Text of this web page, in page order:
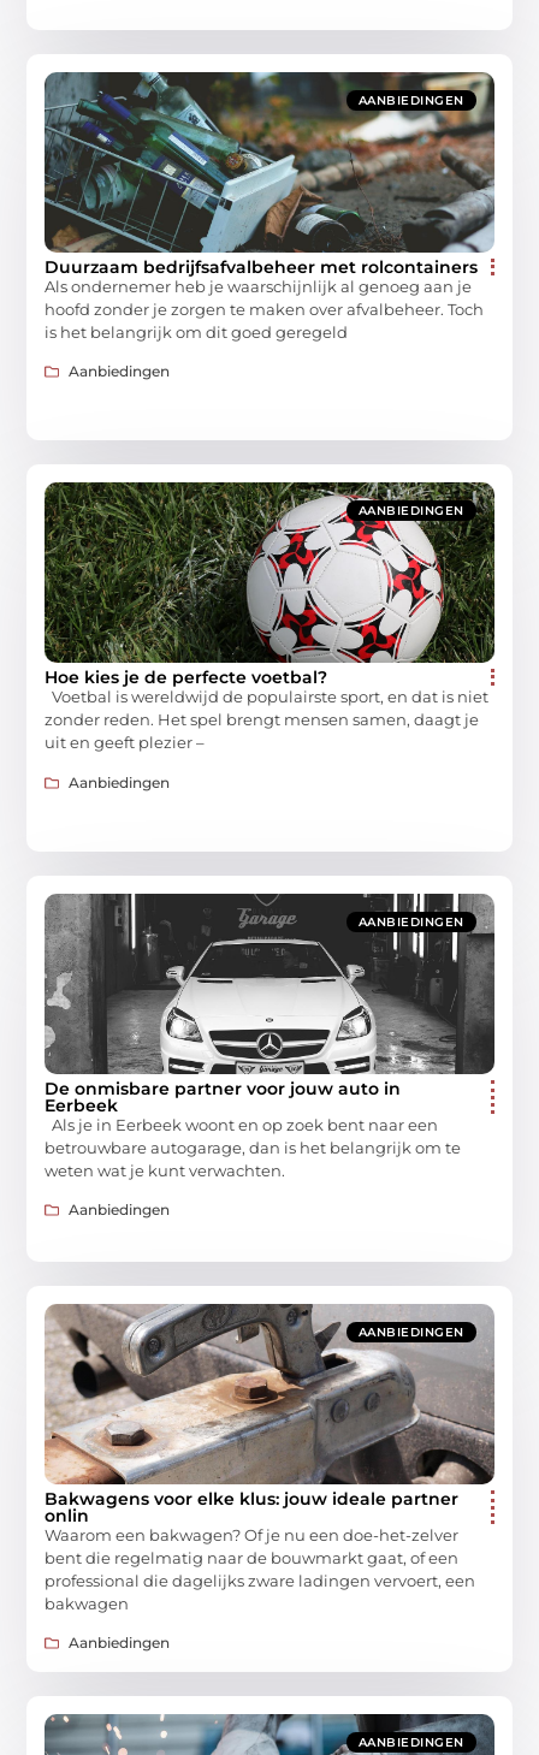
AANBIEDINGEN
Duurzaam bedrijfsafvalbeheer met rolcontainers
Als ondernemer heb je waarschijnlijk al genoeg aan je
hoofd zonder je zorgen te maken over afvalbeheer. Toch
is het belangrijk om dit goed geregeld
Aanbiedingen
AANBIEDINGEN
Hoe kies je de perfecte voetbal?
Voetbal is wereldwijd de populairste sport, en dat is niet
zonder reden. Het spel brengt mensen samen, daagt je
uit en geeft plezier –
Aanbiedingen
AANBIEDINGEN
De onmisbare partner voor jouw auto in
Eerbeek
Als je in Eerbeek woont en op zoek bent naar een
betrouwbare autogarage, dan is het belangrijk om te
weten wat je kunt verwachten.
Aanbiedingen
AANBIEDINGEN
Bakwagens voor elke klus: jouw ideale partner
onlin
Waarom een bakwagen? Of je nu een doe-het-zelver
bent die regelmatig naar de bouwmarkt gaat, of een
professional die dagelijks zware ladingen vervoert, een
bakwagen
Aanbiedingen
AANBIEDINGEN